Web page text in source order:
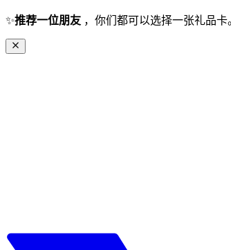
✨推荐一位朋友 ，你们都可以选择一张礼品卡。